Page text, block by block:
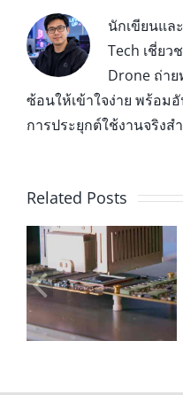
นักเขียนแล
Tech เชี่ยว
Drone ถ่าย
ซ้อนให้เข้าใจง่าย พร้อม
การประยุกต์ใช้งานจริง
Related Posts
เชื่อมต่อ
บน NVIDIA
Spark ด้วย
Tunnel เพื่อใช้